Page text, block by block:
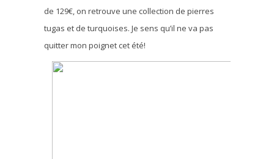
de 129€, on retrouve une collection de pierres
tugas et de turquoises. Je sens qu’il ne va pas
quitter mon poignet cet été!